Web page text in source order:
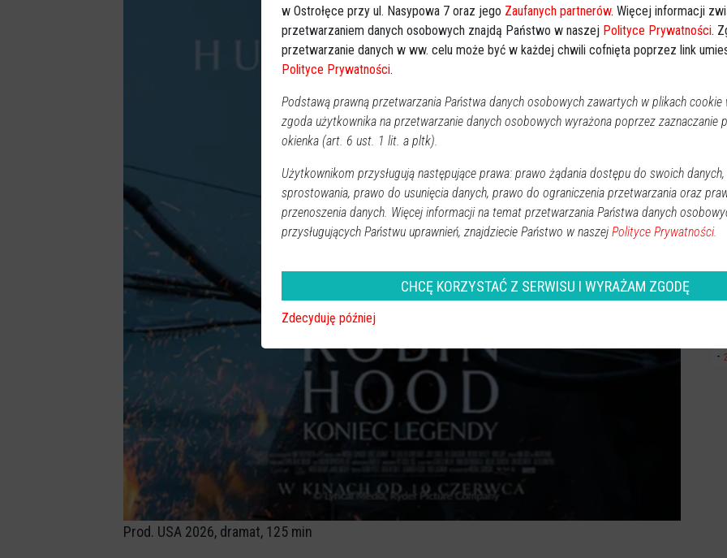
Prod. USA 2026, dramat, 125 min
w Ostrołęce przy ul. Nasypowa 7 oraz jego Zaufanych partnerów. Więcej informacji
przetwarzaniem danych osobowych znajdą Państwo w naszej Polityce Prywatności.
przetwarzanie danych w ww. celu może być w każdej chwili cofnięta poprzez link
Polityce Prywatności.
Podstawą prawną przetwarzania Państwa danych osobowych zawartych w plikach cookie
zgoda użytkownika na przetwarzanie danych osobowych wyrażona poprzez zaznaczanie
okienka (art. 6 ust. 1 lit. a pltk).
Użytkownikom przysługują następujące prawa: prawo żądania dostępu do swoich
sprostowania, prawo do usunięcia danych, prawo do ograniczenia przetwarzania oraz
przenoszenia danych. Więcej informacji na temat przetwarzania Państwa danych
przysługujących Państwu uprawnień, znajdziecie Państwo w naszej Polityce Prywatności.
CHCĘ KORZYSTAĆ Z SERWISU I WYRAŻAM ZGODĘ
Zdecyduję później